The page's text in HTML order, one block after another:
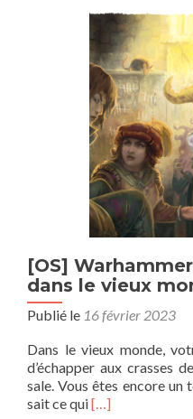
te
Tu
où
[OS]
dans le vieux
Publié le 16 février 2023
Dans le vieux monde,
d’échapper aux crasses
sale. Vous êtes encore
sait ce quiEn
[…]